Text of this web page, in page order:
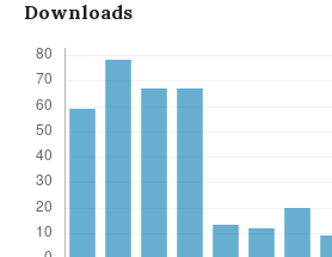
Downloads